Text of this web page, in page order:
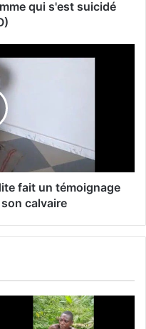
qui s'est suicidé
fait un témoignage
calvaire